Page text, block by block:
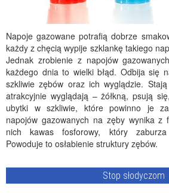
Napoje gazowane potrafią dobrze
każdy z chęcią wypije szklankę takiego
Jednak zrobienie z napojów
każdego dnia to wielki błąd. Odbija się
szkliwie zębów oraz ich wyglądzie.
atrakcyjnie wyglądają – żółkną, psują
ubytki w szkliwie, które powinno je
napojów gazowanych na zęby wynika
nich kawas fosforowy, który zaburza
Powoduje to osłabienie struktury zębów.
Stop słodyczom